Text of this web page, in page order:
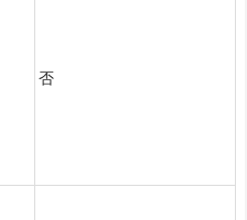
否